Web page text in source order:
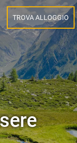
TROVA ALLOGGIO